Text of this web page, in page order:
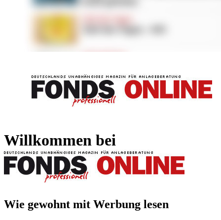
Willkommen bei
Wie gewohnt mit Werbung lesen